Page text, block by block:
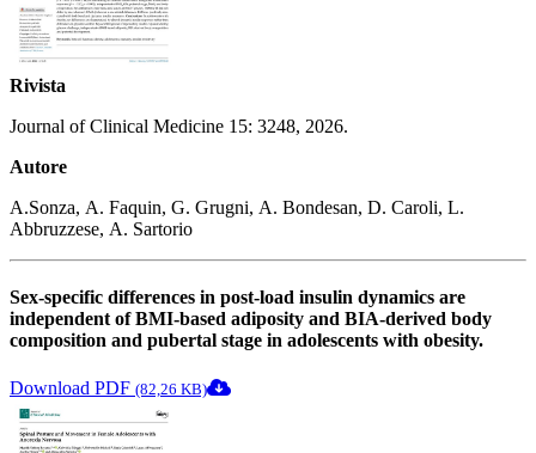
Rivista
Journal of Clinical Medicine 15: 3248, 2026.
Autore
A.Sonza, A. Faquin, G. Grugni, A. Bondesan, D. Caroli, L.
Abbruzzese, A. Sartorio
Sex-specific differences in post-load insulin dynamics are
independent of BMI-based adiposity and BIA-derived body
composition and pubertal stage in adolescents with obesity.
Download PDF (82,26 KB)